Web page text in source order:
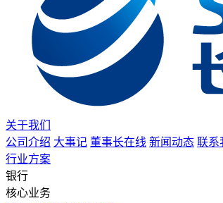
关于我们
公司介绍 大事记 董事长在线 新闻动态 联系
行业方案
银行
核心业务